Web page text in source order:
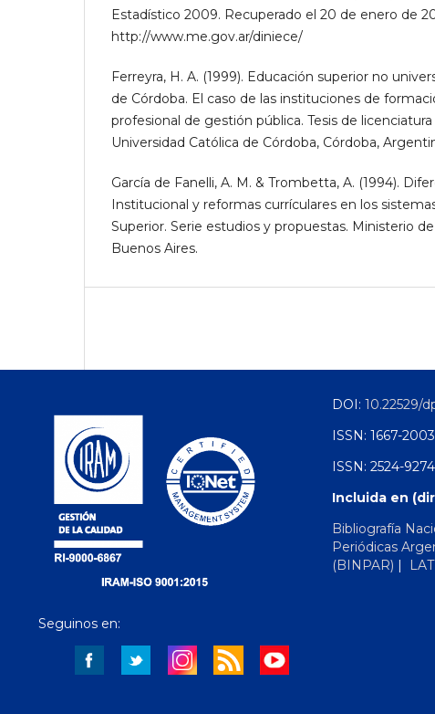
Estadístico 2009. Recuperado el 20 de enero de
http://www.me.gov.ar/diniece/
Ferreyra, H. A. (1999). Educación superior no
de Córdoba. El caso de las instituciones de
profesional de gestión pública. Tesis de
Universidad Católica de Córdoba, Córdoba,
García de Fanelli, A. M. & Trombetta, A. (1994).
Institucional y reformas currículares en los
Superior. Serie estudios y propuestas. Ministerio
Buenos Aires.
Seguinos en:
DOI: 10.22529/
ISSN: 1667-
ISSN: 2524-
Incluida en
Bibliografía
Periódicas
(BINPAR) |